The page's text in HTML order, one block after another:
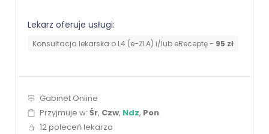
Lekarz oferuje usługi:
Konsultacja lekarska o L4 (e-ZLA) i/lub eReceptę - 95 zł
Gabinet Online
Przyjmuje w: Śr, Czw, Ndz, Pon
12 poleceń lekarza